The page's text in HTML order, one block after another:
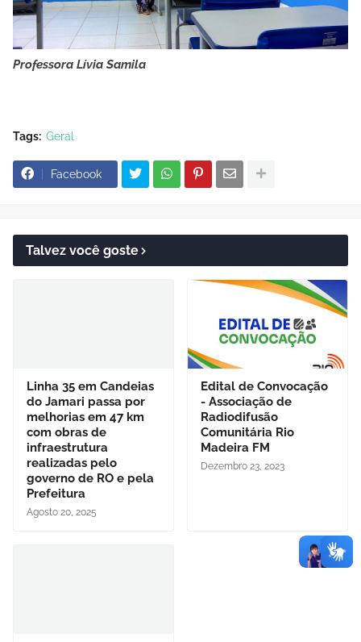
Professora Lívia Samila
Tags: Geral
Facebook
Talvez você goste
Linha 35 em Candeias
do Jamari passa por
melhorias em 47 km
com obras de
infraestrutura
realizadas pelo
governo de RO e pela
Prefeitura
Agosto 20, 2025
Edital de Convocação
- Associação de
Radiodifusão
Comunitária Rio
Madeira FM
Dezembro 23, 2023